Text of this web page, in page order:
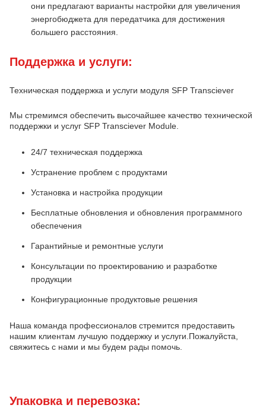
они предлагают варианты настройки для увеличения
энергобюджета для передатчика для достижения
большего расстояния.
Поддержка и услуги:
Техническая поддержка и услуги модуля SFP Transciever
Мы стремимся обеспечить высочайшее качество технической
поддержки и услуг SFP Transciever Module.
24/7 техническая поддержка
Устранение проблем с продуктами
Установка и настройка продукции
Бесплатные обновления и обновления программного
обеспечения
Гарантийные и ремонтные услуги
Консультации по проектированию и разработке
продукции
Конфигурационные продуктовые решения
Наша команда профессионалов стремится предоставить
нашим клиентам лучшую поддержку и услуги.Пожалуйста,
свяжитесь с нами и мы будем рады помочь.
Упаковка и перевозка: